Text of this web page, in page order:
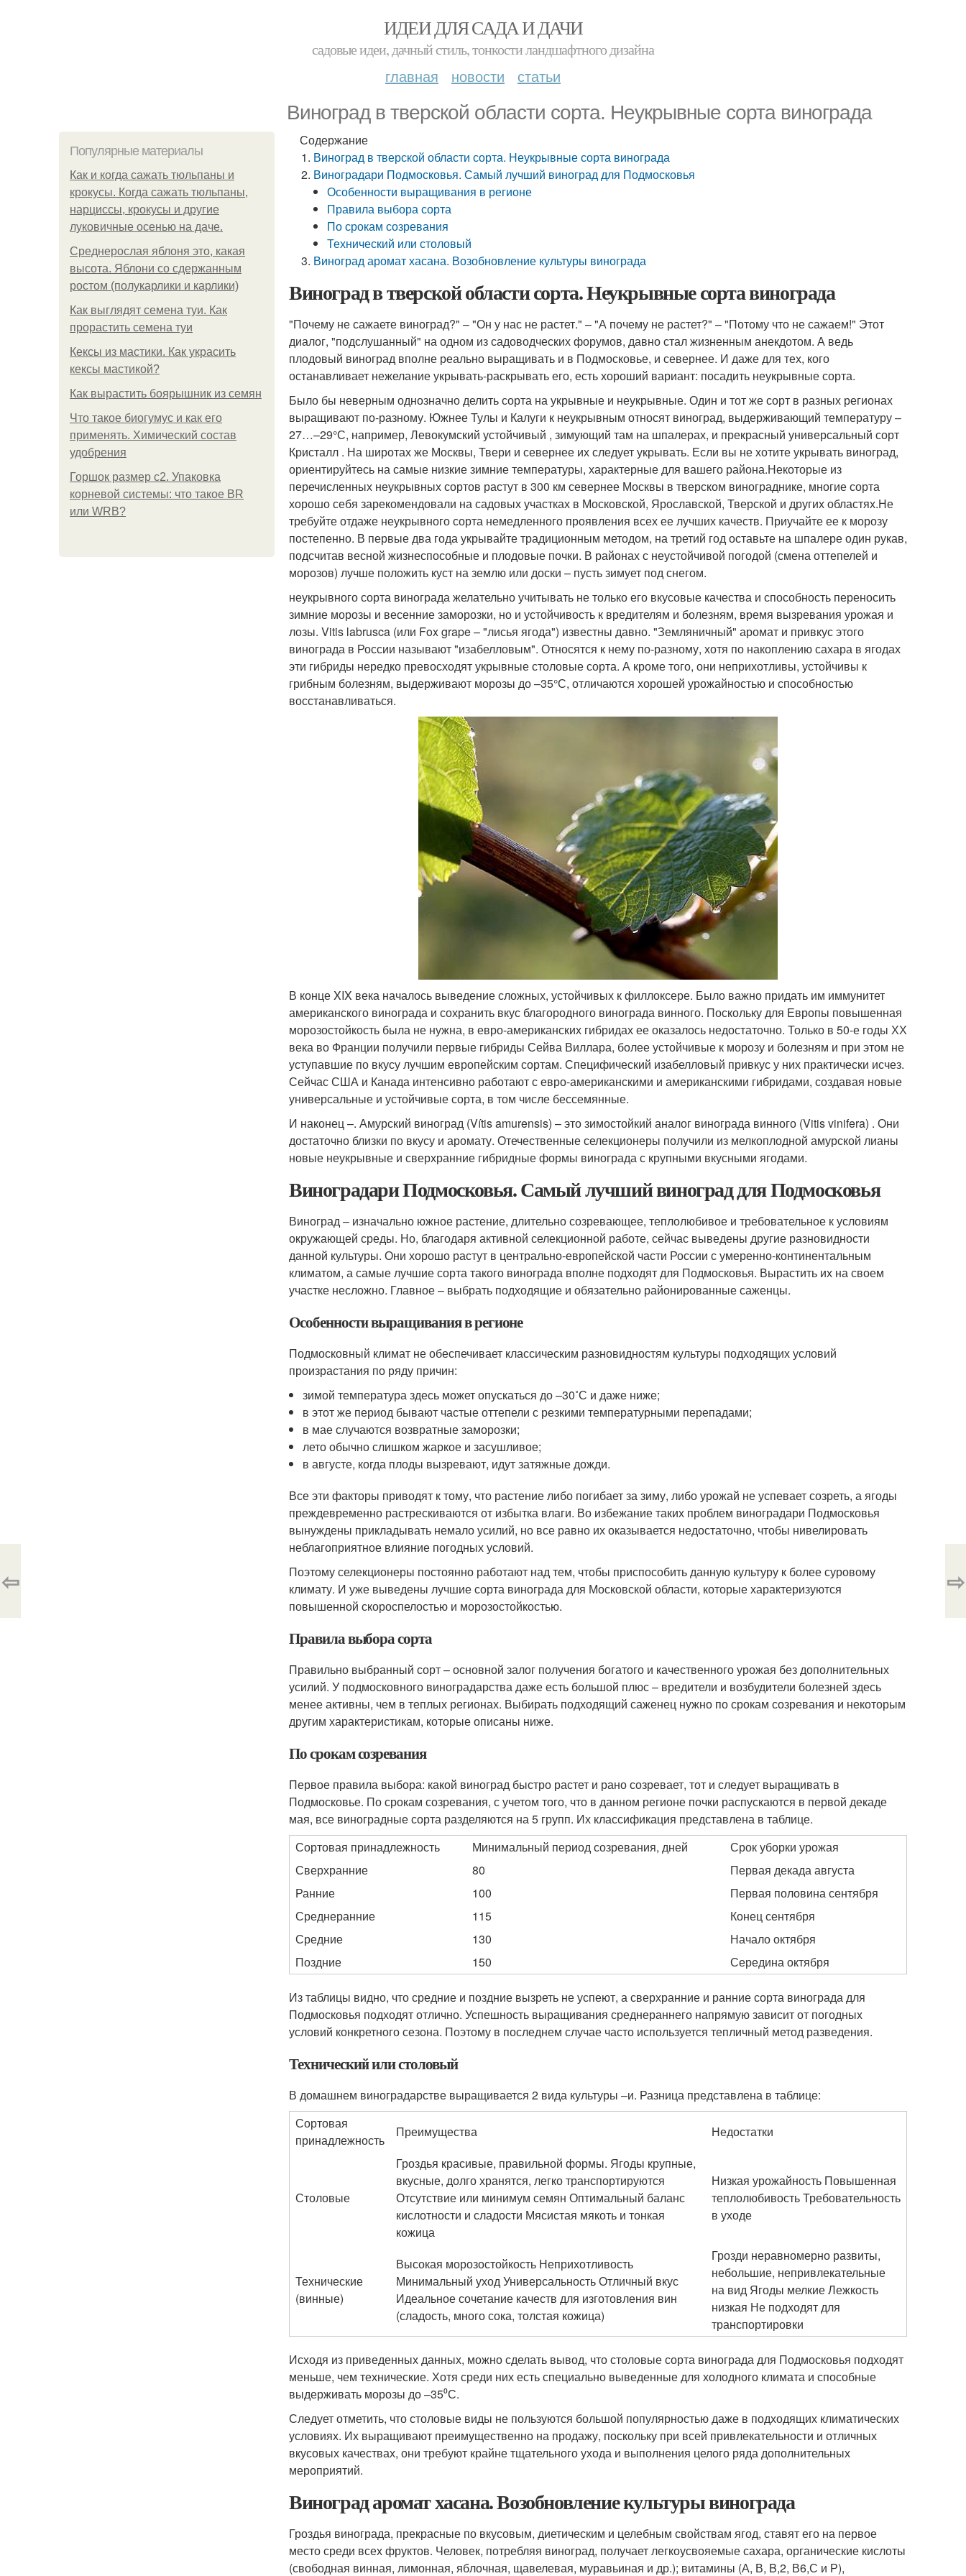
ИДЕИ ДЛЯ САДА И ДАЧИ
садовые идеи, дачный стиль, тонкости ландшафтного дизайна
главная новости статьи
Виноград в тверской области сорта. Неукрывные сорта винограда
Популярные материалы
Как и когда сажать тюльпаны и
крокусы. Когда сажать тюльпаны,
нарциссы, крокусы и другие
луковичные осенью на даче.
Среднерослая яблоня это, какая
высота. Яблони со сдержанным
ростом (полукарлики и карлики)
Как выглядят семена туи. Как
прорастить семена туи
Кексы из мастики. Как украсить
кексы мастикой?
Как вырастить боярышник из семян
Что такое биогумус и как его
применять. Химический состав
удобрения
Горшок размер с2. Упаковка
корневой системы: что такое BR
или WRB?
Содержание
Виноград в тверской области сорта. Неукрывные сорта винограда
Виноградари Подмосковья. Самый лучший виноград для Подмосковья
Особенности выращивания в регионе
Правила выбора сорта
По срокам созревания
Технический или столовый
Виноград аромат хасана. Возобновление культуры винограда
Виноград в тверской области сорта. Неукрывные сорта винограда
"Почему не сажаете виноград?" – "Он у нас не растет." – "А почему не растет?" – "Потому что не сажаем!" Этот
диалог, "подслушанный" на одном из садоводческих форумов, давно стал жизненным анекдотом. А ведь
плодовый виноград вполне реально выращивать и в Подмосковье, и севернее. И даже для тех, кого
останавливает нежелание укрывать-раскрывать его, есть хороший вариант: посадить неукрывные сорта.
Было бы неверным однозначно делить сорта на укрывные и неукрывные. Один и тот же сорт в разных регионах
выращивают по-разному. Южнее Тулы и Калуги к неукрывным относят виноград, выдерживающий температуру –
27…–29°С, например, Левокумский устойчивый , зимующий там на шпалерах, и прекрасный универсальный сорт
Кристалл . На широтах же Москвы, Твери и севернее их следует укрывать. Если вы не хотите укрывать виноград,
ориентируйтесь на самые низкие зимние температуры, характерные для вашего района.Некоторые из
перечисленных неукрывных сортов растут в 300 км севернее Москвы в тверском винограднике, многие сорта
хорошо себя зарекомендовали на садовых участках в Московской, Ярославской, Тверской и других областях.Не
требуйте отдаже неукрывного сорта немедленного проявления всех ее лучших качеств. Приучайте ее к морозу
постепенно. В первые два года укрывайте традиционным методом, на третий год оставьте на шпалере один рукав,
подсчитав весной жизнеспособные и плодовые почки. В районах с неустойчивой погодой (смена оттепелей и
морозов) лучше положить куст на землю или доски – пусть зимует под снегом.
неукрывного сорта винограда желательно учитывать не только его вкусовые качества и способность переносить
зимние морозы и весенние заморозки, но и устойчивость к вредителям и болезням, время вызревания урожая и
лозы. Vitis labrusca (или Fox grape – "лисья ягода") известны давно. "Земляничный" аромат и привкус этого
винограда в России называют "изабелловым". Относятся к нему по-разному, хотя по накоплению сахара в ягодах
эти гибриды нередко превосходят укрывные столовые сорта. А кроме того, они неприхотливы, устойчивы к
грибным болезням, выдерживают морозы до –35°С, отличаются хорошей урожайностью и способностью
восстанавливаться.
В конце XIX века началось выведение сложных, устойчивых к филлоксере. Было важно придать им иммунитет
американского винограда и сохранить вкус благородного винограда винного. Поскольку для Европы повышенная
морозостойкость была не нужна, в евро-американских гибридах ее оказалось недостаточно. Только в 50-е годы ХХ
века во Франции получили первые гибриды Сейва Виллара, более устойчивые к морозу и болезням и при этом не
уступавшие по вкусу лучшим европейским сортам. Специфический изабелловый привкус у них практически исчез.
Сейчас США и Канада интенсивно работают с евро-американскими и американскими гибридами, создавая новые
универсальные и устойчивые сорта, в том числе бессемянные.
И наконец –. Амурский виноград (Vítis amurensis) – это зимостойкий аналог винограда винного (Vitis vinifera) . Они
достаточно близки по вкусу и аромату. Отечественные селекционеры получили из мелкоплодной амурской лианы
новые неукрывные и сверхранние гибридные формы винограда с крупными вкусными ягодами.
Виноградари Подмосковья. Самый лучший виноград для Подмосковья
Виноград – изначально южное растение, длительно созревающее, теплолюбивое и требовательное к условиям
окружающей среды. Но, благодаря активной селекционной работе, сейчас выведены другие разновидности
данной культуры. Они хорошо растут в центрально-европейской части России с умеренно-континентальным
климатом, а самые лучшие сорта такого винограда вполне подходят для Подмосковья. Вырастить их на своем
участке несложно. Главное – выбрать подходящие и обязательно районированные саженцы.
Особенности выращивания в регионе
Подмосковный климат не обеспечивает классическим разновидностям культуры подходящих условий
произрастания по ряду причин:
зимой температура здесь может опускаться до –30˚С и даже ниже;
в этот же период бывают частые оттепели с резкими температурными перепадами;
в мае случаются возвратные заморозки;
лето обычно слишком жаркое и засушливое;
в августе, когда плоды вызревают, идут затяжные дожди.
Все эти факторы приводят к тому, что растение либо погибает за зиму, либо урожай не успевает созреть, а ягоды
преждевременно растрескиваются от избытка влаги. Во избежание таких проблем виноградари Подмосковья
вынуждены прикладывать немало усилий, но все равно их оказывается недостаточно, чтобы нивелировать
неблагоприятное влияние погодных условий.
Поэтому селекционеры постоянно работают над тем, чтобы приспособить данную культуру к более суровому
климату. И уже выведены лучшие сорта винограда для Московской области, которые характеризуются
повышенной скороспелостью и морозостойкостью.
Правила выбора сорта
Правильно выбранный сорт – основной залог получения богатого и качественного урожая без дополнительных
усилий. У подмосковного виноградарства даже есть большой плюс – вредители и возбудители болезней здесь
менее активны, чем в теплых регионах. Выбирать подходящий саженец нужно по срокам созревания и некоторым
другим характеристикам, которые описаны ниже.
По срокам созревания
Первое правила выбора: какой виноград быстро растет и рано созревает, тот и следует выращивать в
Подмосковье. По срокам созревания, с учетом того, что в данном регионе почки распускаются в первой декаде
мая, все виноградные сорта разделяются на 5 групп. Их классификация представлена в таблице.
Сортовая принадлежность
Минимальный период созревания, дней
Срок уборки урожая
Сверхранние
80
Первая декада августа
Ранние
100
Первая половина сентября
Среднеранние
115
Конец сентября
Средние
130
Начало октября
Поздние
150 Середина октября
Из таблицы видно, что средние и поздние вызреть не успеют, а сверхранние и ранние сорта винограда для
Подмосковья подходят отлично. Успешность выращивания среднераннего напрямую зависит от погодных
условий конкретного сезона. Поэтому в последнем случае часто используется тепличный метод разведения.
Технический или столовый
В домашнем виноградарстве выращивается 2 вида культуры –и. Разница представлена в таблице:
Сортовая
принадлежность
Преимущества Недостатки
Столовые
Гроздья красивые, правильной формы. Ягоды крупные,
вкусные, долго хранятся, легко транспортируются
Отсутствие или минимум семян Оптимальный баланс
кислотности и сладости Мясистая мякоть и тонкая
кожица
Низкая урожайность Повышенная
теплолюбивость Требовательность
в уходе
Технические
(винные)
Высокая морозостойкость Неприхотливость
Минимальный уход Универсальность Отличный вкус
Идеальное сочетание качеств для изготовления вин
(сладость, много сока, толстая кожица)
Грозди неравномерно развиты,
небольшие, непривлекательные
на вид Ягоды мелкие Лежкость
низкая Не подходят для
транспортировки
Исходя из приведенных данных, можно сделать вывод, что столовые сорта винограда для Подмосковья подходят
меньше, чем технические. Хотя среди них есть специально выведенные для холодного климата и способные
выдерживать морозы до –35⁰С.
Следует отметить, что столовые виды не пользуются большой популярностью даже в подходящих климатических
условиях. Их выращивают преимущественно на продажу, поскольку при всей привлекательности и отличных
вкусовых качествах, они требуют крайне тщательного ухода и выполнения целого ряда дополнительных
мероприятий.
Виноград аромат хасана. Возобновление культуры винограда
Гроздья винограда, прекрасные по вкусовым, диетическим и целебным свойствам ягод, ставят его на первое
место среди всех фруктов. Человек, потребляя виноград, получает легкоусвояемые сахара, органические кислоты
(свободная винная, лимонная, яб­лочная, щавелевая, муравьиная и др.); витамины (А, В, B,2, В6,С и Р),
⇦ ⇨